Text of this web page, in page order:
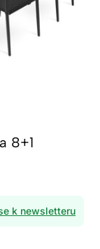
8+1
k newsletteru